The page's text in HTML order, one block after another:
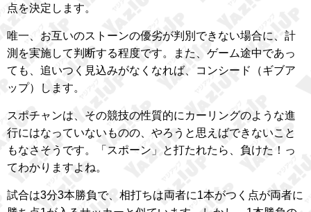
点を決定します。
唯一、お互いのストーンの優劣が判別できない場合に、計
測を実施して判断する程度です。また、ゲーム途中であっ
ても、追いつく見込みがなくなれば、コンシード（ギブア
ップ）します。
スポチャンは、その競技の性質的にカーリングのような進
行にはなっていないものの、やろうと思えばできないこと
もなさそうです。「スポーン」と打たれたら、負けた！っ
てわかりますよね。
試合は3分3本勝負で、相打ちは両者に1本がつく点が両者に